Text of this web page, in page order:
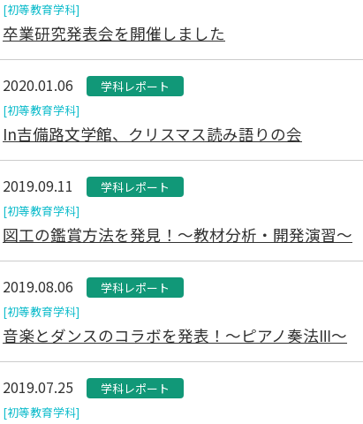
[初等教育学科]
卒業研究発表会を開催しました
2020.01.06
学科レポート
[初等教育学科]
In吉備路文学館、クリスマス読み語りの会
2019.09.11
学科レポート
[初等教育学科]
図工の鑑賞方法を発見！～教材分析・開発演習～
2019.08.06
学科レポート
[初等教育学科]
音楽とダンスのコラボを発表！～ピアノ奏法Ⅲ～
2019.07.25
学科レポート
[初等教育学科]